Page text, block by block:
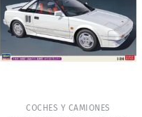
COCHES Y CAMIONES